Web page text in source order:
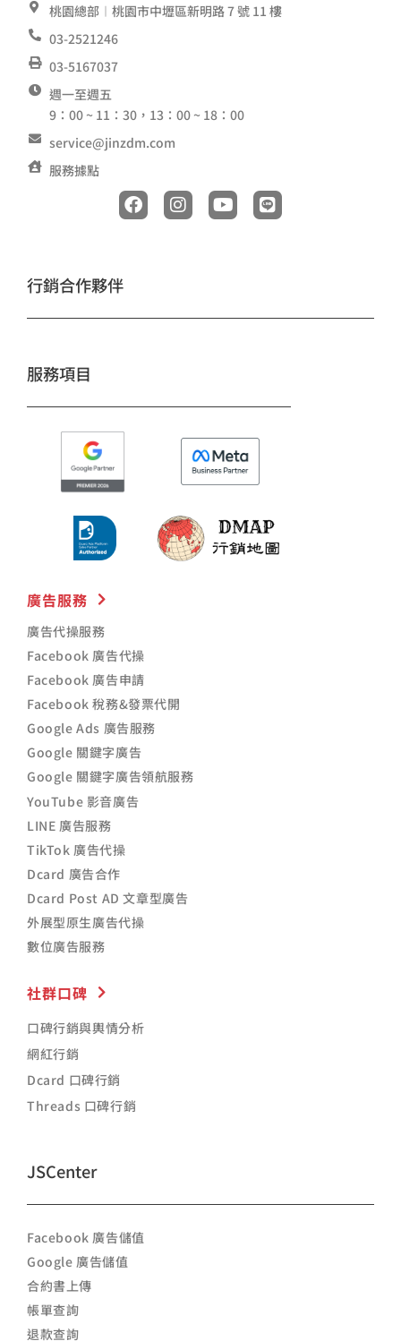
桃園總部︱桃園市中壢區新明路 7 號 11 樓
03-2521246
03-5167037
週一至週五
9：00 ~ 11：30，13：00 ~ 18：00
service@jinzdm.com
服務據點
F
a
c
k
I
n
s
a
Y
o
u
L
i
n
行銷合作夥伴
服務項目
廣告服務
廣告代操服務
Facebook 廣告代操
Facebook 廣告申請
Facebook 稅務&發票代開
Google Ads 廣告服務
Google 關鍵字廣告
Google 關鍵字廣告領航服務
YouTube 影音廣告
LINE 廣告服務
TikTok 廣告代操
Dcard 廣告合作
Dcard Post AD 文章型廣告
外展型原生廣告代操
數位廣告服務
社群口碑
口碑行銷與輿情分析
網紅行銷
Dcard 口碑行銷
Threads 口碑行銷
JSCenter
Facebook 廣告儲值
Google 廣告儲值
合約書上傳
帳單查詢
退款查詢